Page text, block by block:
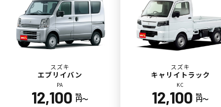
落書き
いたずら
バンパー
※たすカッターをご利用頂く場合、免責金額が１回あたり5,000円
掛かります。
スズキ
エブリイバン
PA
12,100 税込
円〜
スズキ
キャリイトラック
KC
12,100 税込
円〜